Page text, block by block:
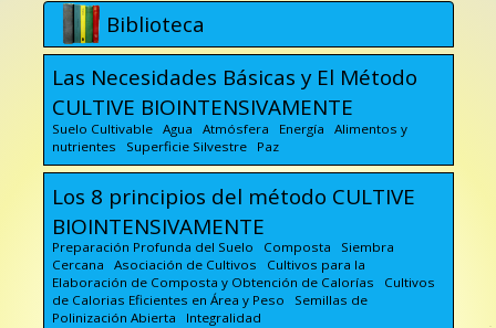
Biblioteca
Las Necesidades Básicas y El Método
CULTIVE BIOINTENSIVAMENTE
Suelo Cultivable Agua Atmósfera Energía Alimentos y
nutrientes Superficie Silvestre Paz
Los 8 principios del método CULTIVE
BIOINTENSIVAMENTE
Preparación Profunda del Suelo Composta Siembra
Cercana Asociación de Cultivos Cultivos para la
Elaboración de Composta y Obtención de Calorías Cultivos
de Calorias Eficientes en Área y Peso Semillas de
Polinización Abierta Integralidad